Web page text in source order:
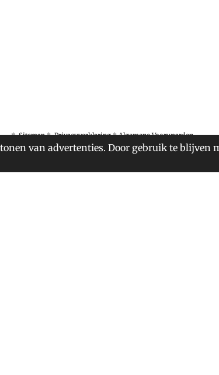
van advertenties. Door gebruik te blijven
*Sitemap *Privacyverklaring*Algemene Voorwaarden